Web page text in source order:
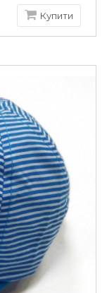
Купити